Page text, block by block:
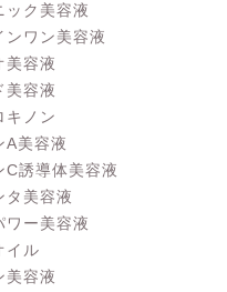
ック美容液
ワン美容液
美容液
美容液
キノン
A美容液
誘導体美容液
タ美容液
ワー美容液
イル
美容液